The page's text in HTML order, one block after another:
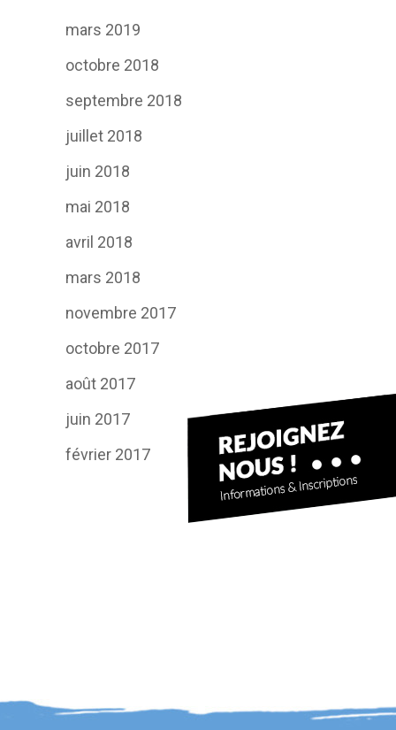
mars 2019
octobre 2018
septembre 2018
juillet 2018
juin 2018
mai 2018
avril 2018
mars 2018
novembre 2017
octobre 2017
août 2017
juin 2017
février 2017